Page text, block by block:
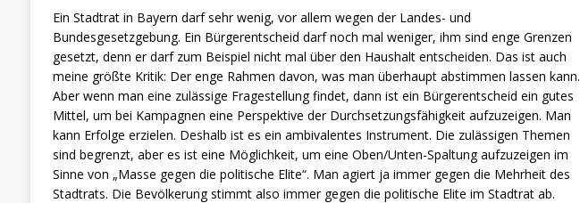
Ein Stadtrat in Bayern darf sehr wenig, vor allem wegen der Landes- und
Bundesgesetzgebung. Ein Bürgerentscheid darf noch mal weniger, ihm sind enge Grenzen
gesetzt, denn er darf zum Beispiel nicht mal über den Haushalt entscheiden. Das ist auch
meine größte Kritik: Der enge Rahmen davon, was man überhaupt abstimmen lassen kann.
Aber wenn man eine zulässige Fragestellung findet, dann ist ein Bürgerentscheid ein gutes
Mittel, um bei Kampagnen eine Perspektive der Durchsetzungsfähigkeit aufzuzeigen. Man
kann Erfolge erzielen. Deshalb ist es ein ambivalentes Instrument. Die zulässigen Themen
sind begrenzt, aber es ist eine Möglichkeit, um eine Oben/Unten-Spaltung aufzuzeigen im
Sinne von „Masse gegen die politische Elite“. Man agiert ja immer gegen die Mehrheit des
Stadtrats. Die Bevölkerung stimmt also immer gegen die politische Elite im Stadtrat ab.